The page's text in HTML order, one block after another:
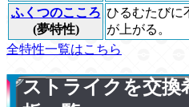
ふくつのこころ
(夢特性)
ひるむたびに
が上がる。
全特性一覧はこちら
ストライクを交換